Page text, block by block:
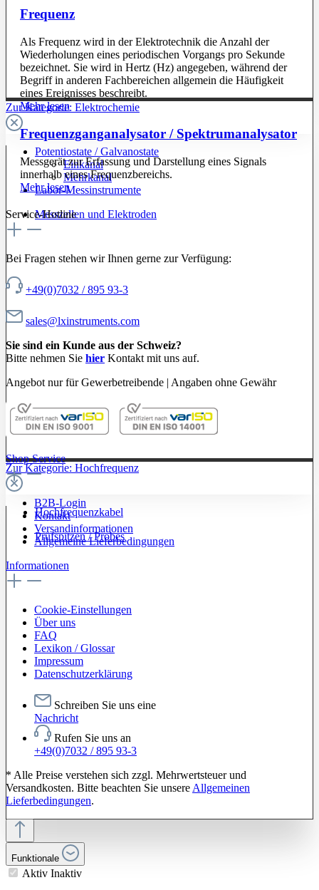
Zur Kategorie: Elektrochemie
Potentiostate / Galvanostate
Einkanal
Mehrkanal
Labor-Messinstrumente
Messzellen und Elektroden
Zur Kategorie: Hochfrequenz
Hochfrequenzkabel
Prüfspitzen / Probes
Frequenz
Als Frequenz wird in der Elektrotechnik die Anzahl der
Wiederholungen eines periodischen Vorgangs pro Sekunde
bezeichnet. Sie wird in Hertz (Hz) angegeben, während der
Begriff in anderen Fachbereichen allgemein die Häufigkeit
eines Ereignisses beschreibt.
Mehr lesen
Frequenzganganalysator / Spektrumanalysator
Messgerät zur Erfassung und Darstellung eines Signals
innerhalb eines Frequenzbereichs.
Mehr lesen
Service-Hotline
Bei Fragen stehen wir Ihnen gerne zur Verfügung:
+49(0)7032 / 895 93-3
sales@lxinstruments.com
Sie sind ein Kunde aus der Schweiz?
Bitte nehmen Sie hier Kontakt mit uns auf.
Angebot nur für Gewerbetreibende | Angaben ohne Gewähr
Shop Service
B2B-Login
Kontakt
Versandinformationen
Allgemeine Lieferbedingungen
Informationen
Cookie-Einstellungen
Über uns
FAQ
Lexikon / Glossar
Impressum
Datenschutzerklärung
Schreiben Sie uns eine
Nachricht
Rufen Sie uns an
+49(0)7032 / 895 93-3
* Alle Preise verstehen sich zzgl. Mehrwertsteuer und
Versandkosten. Bitte beachten Sie unsere Allgemeinen
Lieferbedingungen.
Funktionale
Aktiv Inaktiv